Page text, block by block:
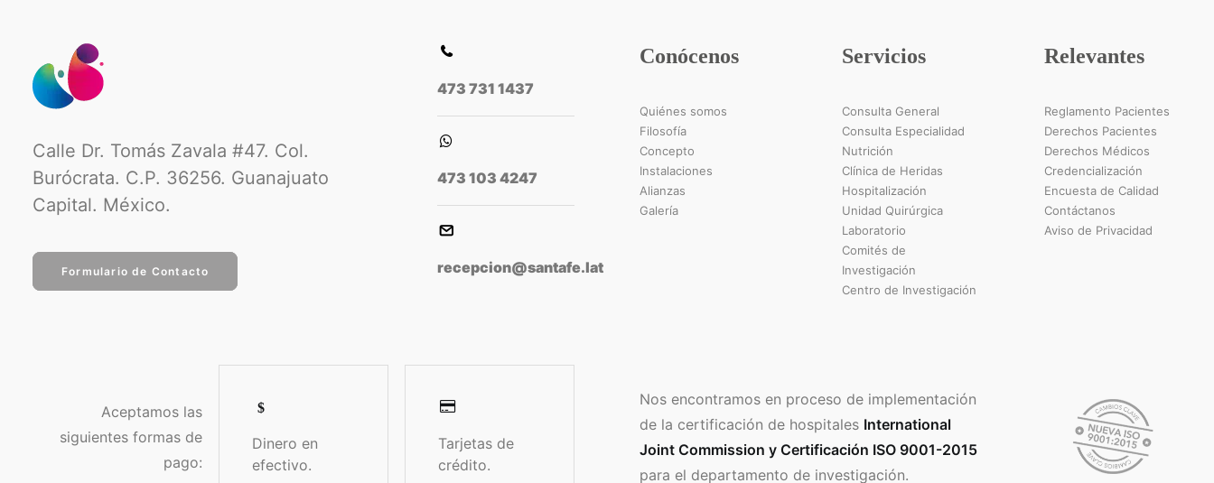
Calle Dr. Tomás Zavala #47. Col.
Burócrata. C.P. 36256. Guanajuato
Capital. México.
Formulario de Contacto
473 731 1437
473 103 4247
recepcion@santafe.lat
Conócenos
Quiénes somos
Filosofía
Concepto
Instalaciones
Alianzas
Galería
Servicios
Consulta General
Consulta Especialidad
Nutrición
Clínica de Heridas
Hospitalización
Unidad Quirúrgica
Laboratorio
Comités de
Investigación
Centro de Investigación
Relevantes
Reglamento Pacientes
Derechos Pacientes
Derechos Médicos
Credencialización
Encuesta de Calidad
Contáctanos
Aviso de Privacidad
Aceptamos las
siguientes formas de
pago:
Dinero en
efectivo.
Tarjetas de
crédito.
Nos encontramos en proceso de implementación
de la certificación de hospitales International
Joint Commission y Certificación ISO 9001-2015
para el departamento de investigación.